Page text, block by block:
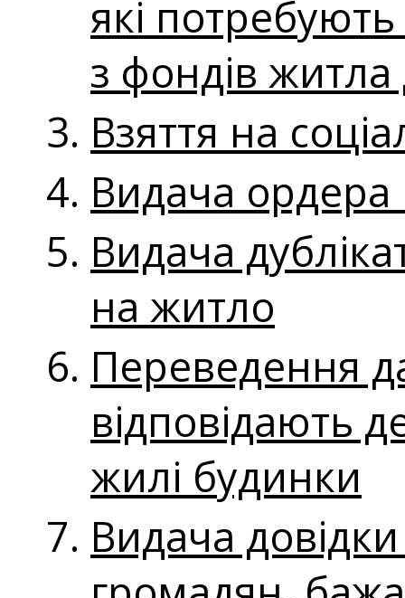
які
з фондів
Взяття на
Видача
Видача
на житло
Переведення
відповідають
жилі будинки
Видача